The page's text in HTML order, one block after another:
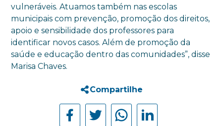
vulneráveis. Atuamos também nas escolas
municipais com prevenção, promoção dos direitos,
apoio e sensibilidade dos professores para
identificar novos casos. Além de promoção da
saúde e educação dentro das comunidades”, disse
Marisa Chaves.
Compartilhe